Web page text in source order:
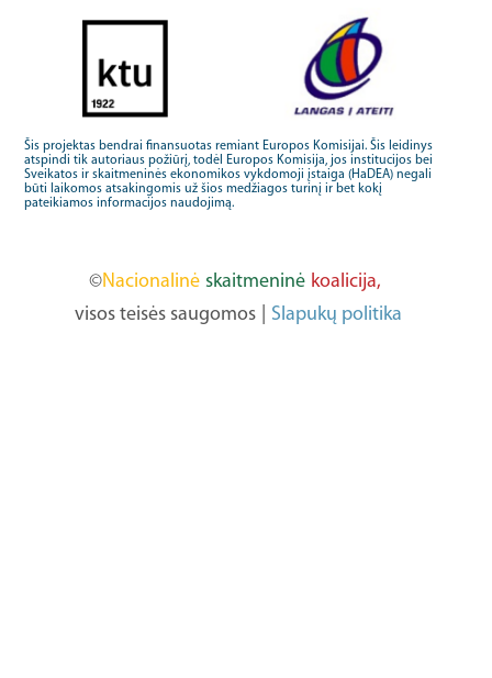
Šis projektas bendrai finansuotas remiant Europos Komisijai. Šis leidinys
atspindi tik autoriaus požiūrį, todėl Europos Komisija, jos institucijos bei
Sveikatos ir skaitmeninės ekonomikos vykdomoji įstaiga (HaDEA) negali
būti laikomos atsakingomis už šios medžiagos turinį ir bet kokį
pateikiamos informacijos naudojimą.
©Nacionalinė skaitmeninė koalicija,
visos teisės saugomos
Slapukų politika